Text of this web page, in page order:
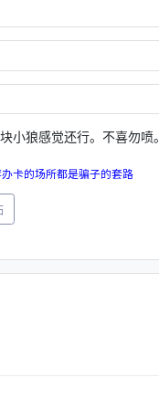
狼感觉还行。不喜勿喷。
卡的场所都是骗子的套路